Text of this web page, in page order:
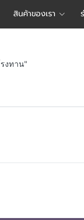
สินค้าของเรา
งทาน"